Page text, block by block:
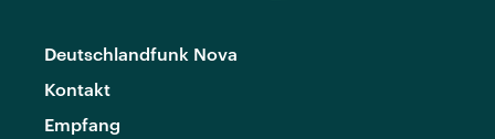
Deutschlandfunk Nova
Kontakt
Empfang